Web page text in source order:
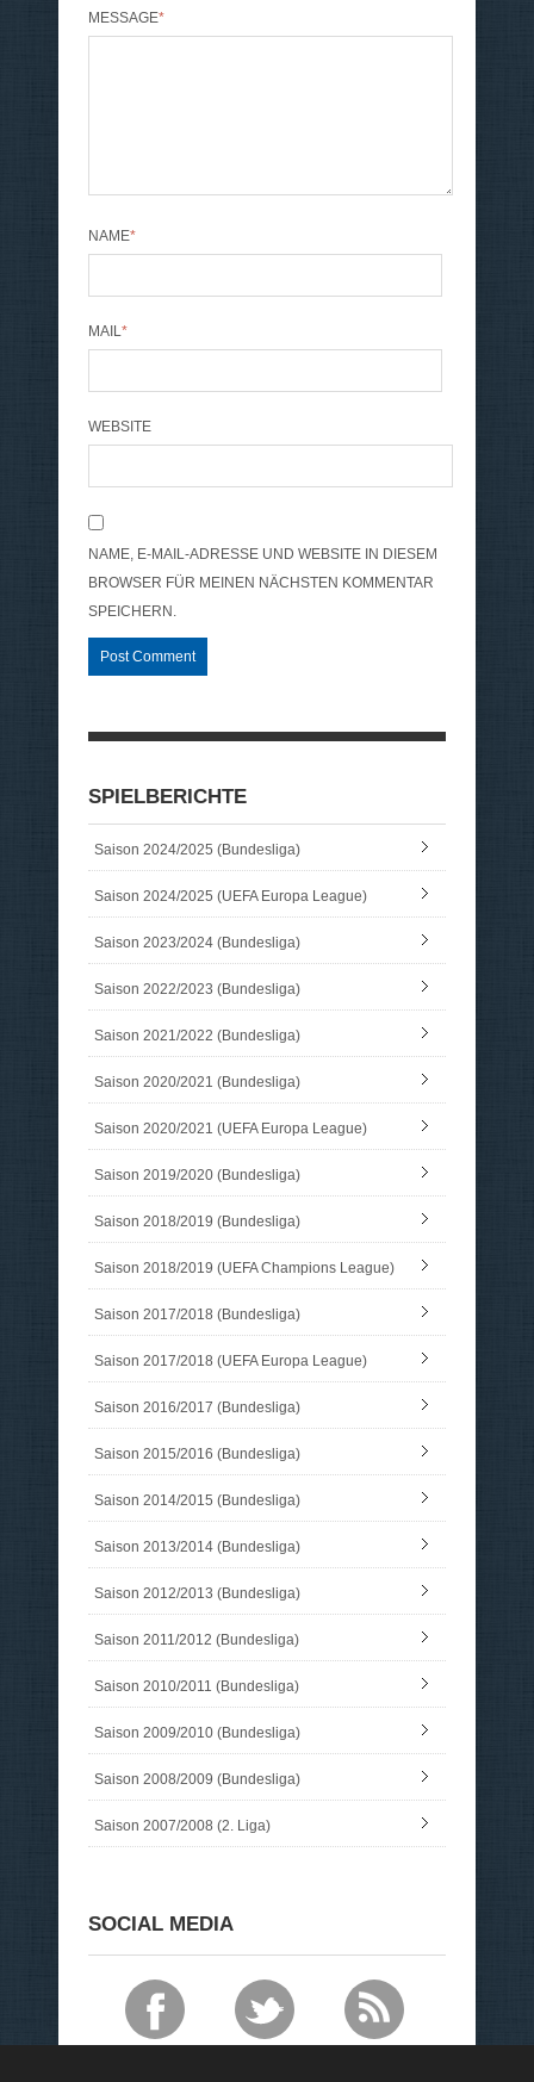
MESSAGE*
NAME*
MAIL *
WEBSITE
NAME, E-MAIL-ADRESSE UND WEBSITE IN DIESEM
BROWSER FÜR MEINEN NÄCHSTEN KOMMENTAR
SPEICHERN.
SPIELBERICHTE
Saison 2024/2025 (Bundesliga)
Saison 2024/2025 (UEFA Europa League)
Saison 2023/2024 (Bundesliga)
Saison 2022/2023 (Bundesliga)
Saison 2021/2022 (Bundesliga)
Saison 2020/2021 (Bundesliga)
Saison 2020/2021 (UEFA Europa League)
Saison 2019/2020 (Bundesliga)
Saison 2018/2019 (Bundesliga)
Saison 2018/2019 (UEFA Champions League)
Saison 2017/2018 (Bundesliga)
Saison 2017/2018 (UEFA Europa League)
Saison 2016/2017 (Bundesliga)
Saison 2015/2016 (Bundesliga)
Saison 2014/2015 (Bundesliga)
Saison 2013/2014 (Bundesliga)
Saison 2012/2013 (Bundesliga)
Saison 2011/2012 (Bundesliga)
Saison 2010/2011 (Bundesliga)
Saison 2009/2010 (Bundesliga)
Saison 2008/2009 (Bundesliga)
Saison 2007/2008 (2. Liga)
SOCIAL MEDIA